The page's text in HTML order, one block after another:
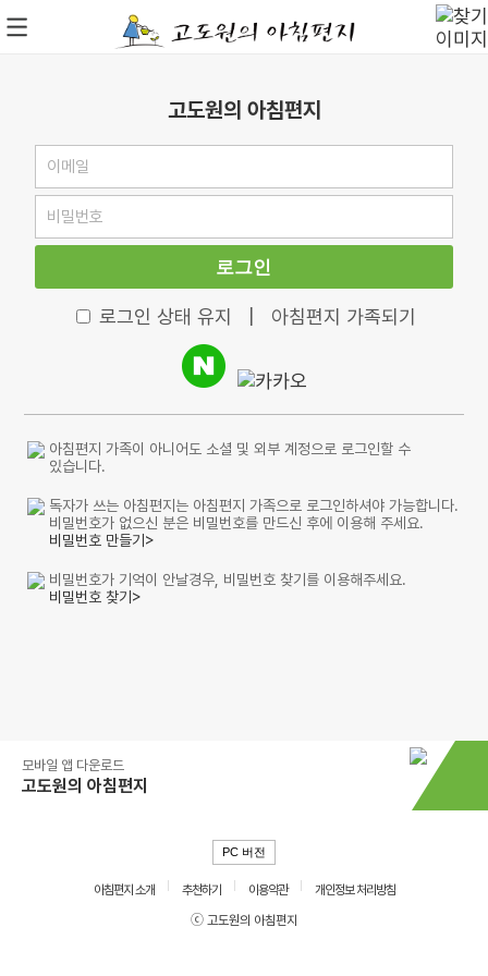
고도원의 아침편지
로그인
로그인 상태 유지 아침편지 가족되기
아침편지 가족이 아니어도 소셜 및 외부 계정으로 로그인할 수
있습니다.
독자가 쓰는 아침편지는 아침편지 가족으로 로그인하셔야 가능합니다.
비밀번호가 없으신 분은 비밀번호를 만드신 후에 이용해 주세요.
비밀번호 만들기>
비밀번호가 기억이 안날경우, 비밀번호 찾기를 이용해주세요.
비밀번호 찾기>
모바일 앱 다운로드
고도원의 아침편지
PC 버전
아침편지 소개 추천하기 이용약관
개인정보 처리방침
ⓒ 고도원의 아침편지